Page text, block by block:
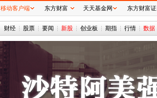
财经 股票 要闻 新股 创业板 期指 行情 数据
移动客户端 东方财富 天天基金网 东方财富